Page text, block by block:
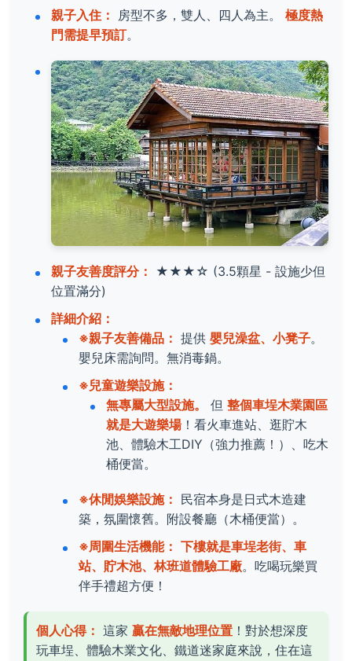
親子入住：
房型不多，雙人、四人為主。 極度熱
門需提早預訂。
親子友善度評分： ★★★☆ (3.5顆星 - 設施少但
位置滿分)
詳細介紹：
※親子友善備品： 提供 嬰兒澡盆、小凳子。
嬰兒床需詢問。無消毒鍋。
※兒童遊樂設施：
無專屬大型設施。
但 整個車埕木業園區
就是大遊樂場！看火車進站、逛貯木
池、體驗木工DIY（強力推薦！）、吃木
桶便當。
※休閒娛樂設施： 民宿本身是日式木造建
築，氛圍懷舊。附設餐廳（木桶便當）。
※周圍生活機能： 下樓就是車埕老街、車
站、貯木池、林班道體驗工廠。吃喝玩樂買
伴手禮超方便！
個人心得： 這家 贏在無敵地理位置 ！對於想深度
玩車埕、體驗木業文化、鐵道迷家庭來說，住在這